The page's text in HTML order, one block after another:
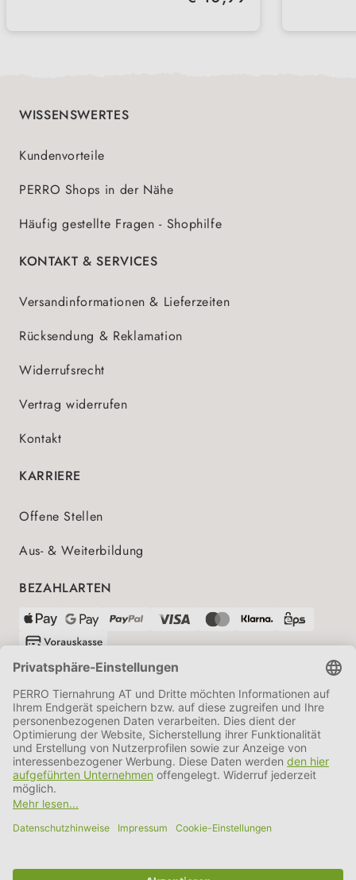
WISSENSWERTES
Kundenvorteile
PERRO Shops in der Nähe
Häufig gestellte Fragen - Shophilfe
KONTAKT & SERVICES
Versandinformationen & Lieferzeiten
Rücksendung & Reklamation
Widerrufsrecht
Vertrag widerrufen
Kontakt
KARRIERE
Offene Stellen
Aus- & Weiterbildung
BEZAHLARTEN
VERSANDPARTNER